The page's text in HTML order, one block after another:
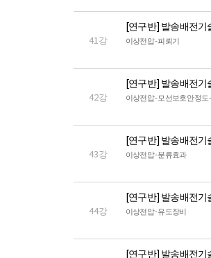
41강
[연구반] 발송배전기
이상전압 - 피뢰기
42강
[연구반] 발송배전기
이상전압 - 모선보호 안정도 -
43강
[연구반] 발송배전기
이상전압 - 분류효과
44강
[연구반] 발송배전기
이상전압 - 유도장비
[연구반] 발송배전기